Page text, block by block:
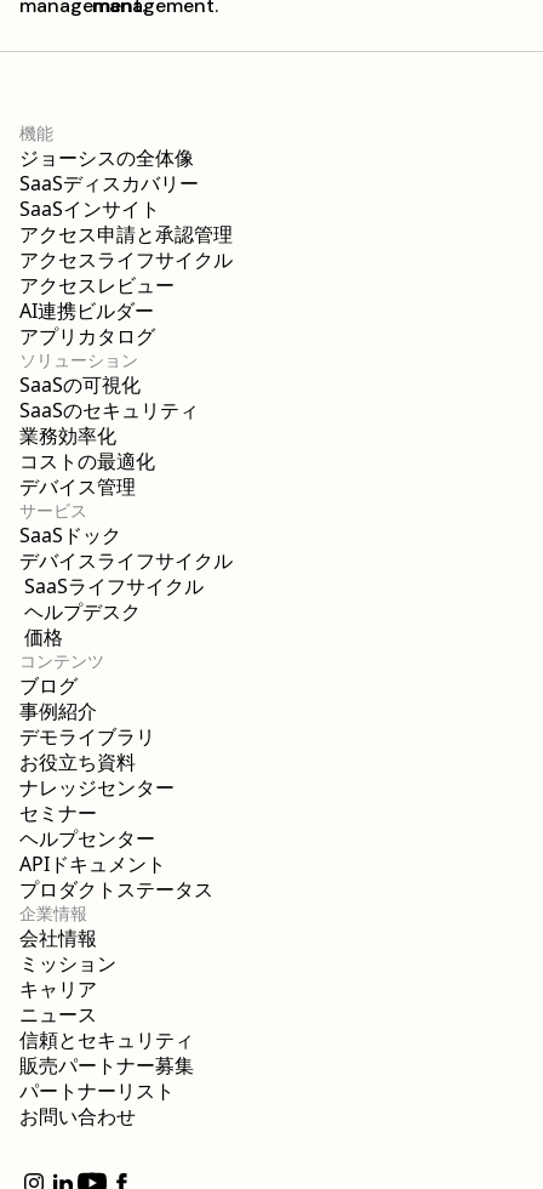
機能
ジョーシスの全体像
SaaSディスカバリー
SaaSインサイト
アクセス申請と承認管理
アクセスライフサイクル
アクセスレビュー
AI連携ビルダー
アプリカタログ
ソリューション
SaaSの可視化
SaaSのセキュリティ
業務効率化
コストの最適化
デバイス管理
サービス
SaaSドック
デバイスライフサイクル
SaaSライフサイクル
ヘルプデスク
価格
コンテンツ
ブログ
事例紹介
デモライブラリ
お役立ち資料
ナレッジセンター
セミナー
ヘルプセンター
APIドキュメント
プロダクトステータス
企業情報
会社情報
ミッション
キャリア
ニュース
信頼とセキュリティ
販売パートナー募集
パートナーリスト
お問い合わせ